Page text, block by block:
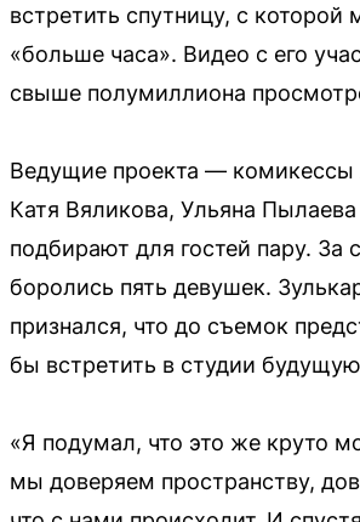
встретить спутницу, с которой
«больше часа». Видео с его
свыше полумиллиона
Ведущие проекта — комикессы
Катя Вяликова, Ульяна
подбирают для гостей пару. За
боролись пять девушек.
признался, что до съемок
бы встретить в студии
«Я подумал, что это же круто
мы доверяем пространству,